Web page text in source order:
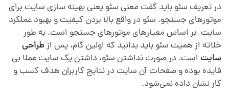
در تعریف سئو باید گفت معنی سئو یعنی بهینه سازی سایت برای
موتورهای جستجو. سئو در واقع بالا بردن کیفیت و بهبود عملکرد
سایت بر اساس معیارهای موتورهای جستجو است. به طور
خلاثه از همیت سئو باید بدانید که اولین گام، پس ازطراحی
سایت است. در صورت نداشتن سئو، داشتن یک سایت عملا بی
فایده بوده و صفحات آن سایت در نتایج کاربران هدف کسب و
کار نشان داده نمی‌شود.